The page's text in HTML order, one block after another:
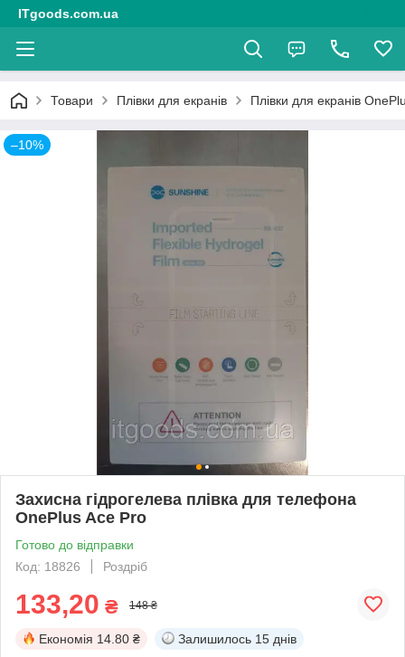
ITgoods.com.ua
Товари Плівки для екранів Плівки для екранів
–10%
Захисна гідрогелева плівка для телефона
OnePlus Ace Pro
Готово до відправки
Код: 18826
Роздріб
133,20 ₴ 148 ₴
Економія 14.80 ₴ Залишилось 15 днів